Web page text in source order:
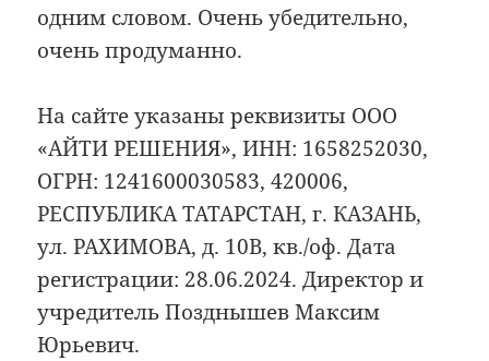
одним словом. Очень убедительно,
очень продуманно.
На сайте указаны реквизиты ООО
«АЙТИ РЕШЕНИЯ», ИНН: 1658252030,
ОГРН: 1241600030583, 420006,
РЕСПУБЛИКА ТАТАРСТАН, г. КАЗАНЬ,
ул. РАХИМОВА, д. 10В, кв./оф. Дата
регистрации: 28.06.2024. Директор и
учредитель Позднышев Максим
Юрьевич.